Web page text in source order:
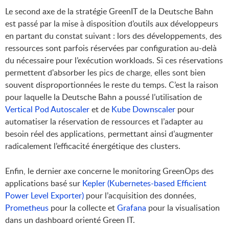
Le second axe de la stratégie GreenIT de la Deutsche Bahn
est passé par la mise à disposition d’outils aux développeurs
en partant du constat suivant : lors des développements, des
ressources sont parfois réservées par configuration au-delà
du nécessaire pour l’exécution workloads. Si ces réservations
permettent d'absorber les pics de charge, elles sont bien
souvent disproportionnées le reste du temps. C’est la raison
pour laquelle la Deutsche Bahn a poussé l’utilisation de
Vertical Pod Autoscaleret de Kube Downscaler pour
automatiser la réservation de ressources et l’adapter au
besoin réel des applications, permettant ainsi d’augmenter
radicalement l’efficacité énergétique des clusters.
Enfin, le dernier axe concerne le monitoring GreenOps des
applications basé sur Kepler (Kubernetes-based Efficient
Power Level Exporter) pour l’acquisition des données,
Prometheus pour la collecte etGrafana pour la visualisation
dans un dashboard orienté Green IT.